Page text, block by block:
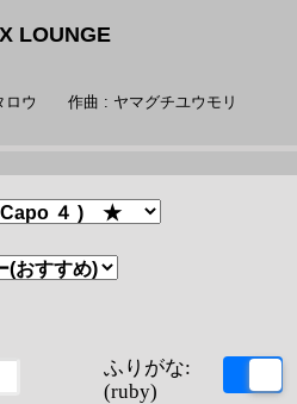
LOUNGE
タロウ作曲 : ヤマグチユウモリ
ふりがな:
(ruby)